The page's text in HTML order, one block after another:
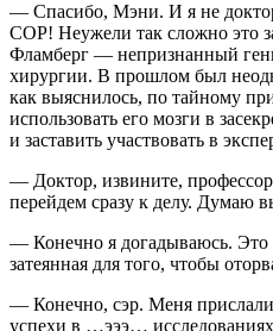
— Спасибо, Мэни. И я не
СОР! Неужели так сложно это
Фламберг — непризнанный
хирургии. В прошлом был
как выяснилось, по тайному
использовать его мозги в
и заставить участвовать в
— Доктор, извините,
перейдем сразу к делу. Думаю
— Конечно я догадываюсь. Это
затеянная для того, чтобы
— Конечно, сэр. Меня прислали
успехи в …эээ…